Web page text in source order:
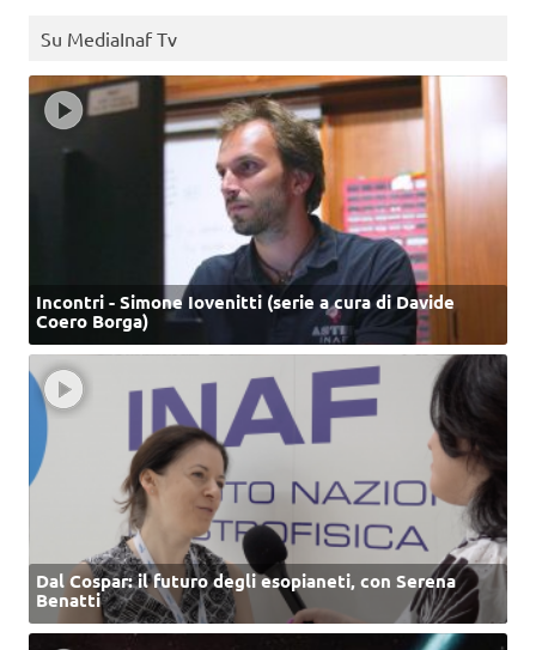
Su MediaInaf Tv
Incontri - Simone Iovenitti (serie a cura di Davide
Coero Borga)
Dal Cospar: il futuro degli esopianeti, con Serena
Benatti